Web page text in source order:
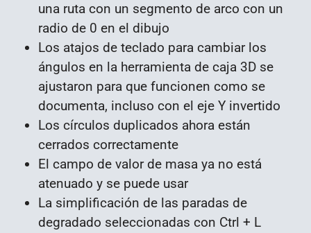
una ruta con un segmento de arco con un
radio de 0 en el dibujo
Los atajos de teclado para cambiar los
ángulos en la herramienta de caja 3D se
ajustaron para que funcionen como se
documenta, incluso con el eje Y invertido
Los círculos duplicados ahora están
cerrados correctamente
El campo de valor de masa ya no está
atenuado y se puede usar
La simplificación de las paradas de
degradado seleccionadas con Ctrl + L